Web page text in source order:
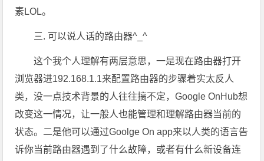
素LOL。
三. 可以说人话的路由器^_^
这个我个人理解有两层意思，一是现在路由器打开
浏览器进192.168.1.1来配置路由器的步骤着实太反人
类，没一点技术背景的人往往搞不定，Google OnHub想
改变这一情况，让一般人也能管理和理解路由器当前的
状态。二是他可以通过Goolge On app来以人类的语言告
诉你当前路由器遇到了什么故障，或者有什么新设备连